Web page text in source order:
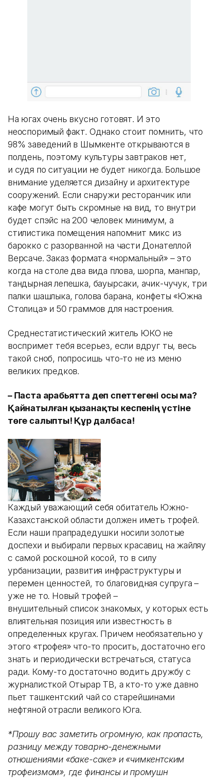
На югах очень вкусно готовят. И это
неоспоримый факт. Однако стоит помнить, что
98% заведений в Шымкенте открываются в
полдень, поэтому культуры завтраков нет,
и судя по ситуации не будет никогда. Большое
внимание уделяется дизайну и архитектуре
сооружений. Если снаружи ресторанчик или
кафе могут быть скромные на вид, то внутри
будет спэйс на 200 человек минимум, а
стилистика помещения напомнит микс из
барокко с разорванной на части Донателлой
Версаче. Заказ формата «нормальный» – это
когда на столе два вида плова, шорпа, манпар,
тандырная лепешка, бауырсаки, ачик-чучук, три
палки шашлыка, голова барана, конфеты «Южна
Столица» и 50 граммов для настроения.
Среднестатистический житель ЮКО не
воспримет тебя всерьез, если вдруг ты, весь
такой сноб, попросишь что-то не из меню
великих предков.
– Паста арабьятта деп әспеттегені осы ма?
Қайнатылған қызанақты кеспенің үстіне
төге салыпты! Құр далбаса!
Каждый уважающий себя обитатель Южно-
Казахстанской области должен иметь трофей.
Если наши прапрадедушки носили золотые
доспехи и выбирали первых красавиц на жайляу
с самой роскошной косой, то в силу
урбанизации, развития инфраструктуры и
перемен ценностей, то благовидная супруга –
уже не то. Новый трофей –
внушительный список знакомых, у которых есть
влиятельная позиция или известность в
определенных кругах. Причем необязательно у
этого «трофея» что-то просить, достаточно его
знать и периодически встречаться, статуса
ради. Кому-то достаточно водить дружбу с
журналисткой Отырар ТВ, а кто-то уже давно
пьет ташкентский чай со старейшинами
нефтяной отрасли великого Юга.
*Прошу вас заметить огромную, как пропасть,
разницу между товарно-денежными
отношениями «баке-саке» и «чимкентским
трофеизмом», где финансы и промушн